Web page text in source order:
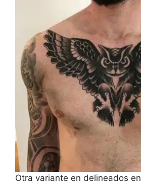
Otra variante en delineados en